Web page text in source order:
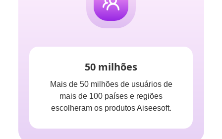
50 milhões
Mais de 50 milhões de usuários de
mais de 100 países e regiões
escolheram os produtos Aiseesoft.